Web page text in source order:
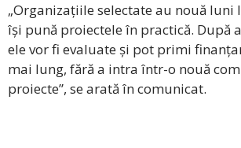
„Organizațiile selectate au nouă luni
își pună proiectele în practică. După
ele vor fi evaluate și pot primi
mai lung, fără a intra într-o nouă
proiecte”, se arată în comunicat.